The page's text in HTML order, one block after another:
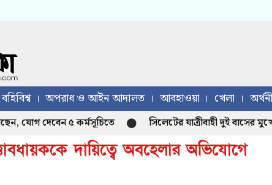
বহিবিশ্ব অপরাধ ও আইন আদালত আবহাওয়া খেলা
দেবেন ৫ কর্মসূচিতে সিলেটের যাত্রীবাহী দুই বাসের
দায়িত্বে অবহেলার অভিযোগে